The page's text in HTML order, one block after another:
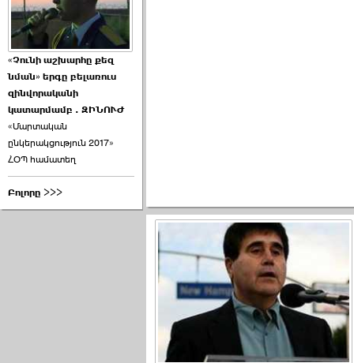
«Չունի աշխարհը քեզ
նման» երգը բելառուս
զինվորականի
կատարմամբ . ԶԻՆՈՒԺ
«Մարտական
ընկերակցություն 2017»
ՀՕՊ համատեղ
Բոլորը >>>